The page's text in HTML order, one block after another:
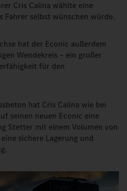
Cris Calina wählte eine
Fahrer selbst wünschen würde.
hat der Econic außerdem
Wendekreis – ein großer
für den
hat Cris Calina wie bei
seinen neuen Econic eine
Stetter mit einem Volumen von
sichere Lagerung und